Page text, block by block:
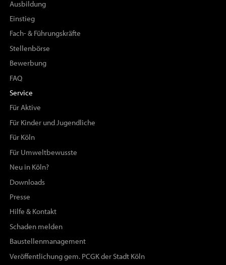
Ausbildung
Einstieg
Fach- & Führungskräfte
Stellenbörse
Bewerbung
FAQ
Service
Für Aktive
Für Kinder und Jugendliche
Für Köln
Für Umweltbewusste
Neu in Köln?
Downloads
Presse
Hilfe & Kontakt
Schaden melden
Baustellenmanagement
Veröffentlichung gem. PCGK der Stadt Köln